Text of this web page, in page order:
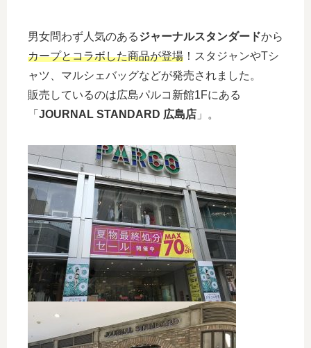
男女問わず人気のあるジャーナルスタンダードから
カープとコラボした商品が登場 ！スタジャンやTシ
ャツ、マルシェバッグなどが発売されました。
販売しているのは広島パルコ新館1Fにある
「 JOURNAL STANDARD 広島店 」。